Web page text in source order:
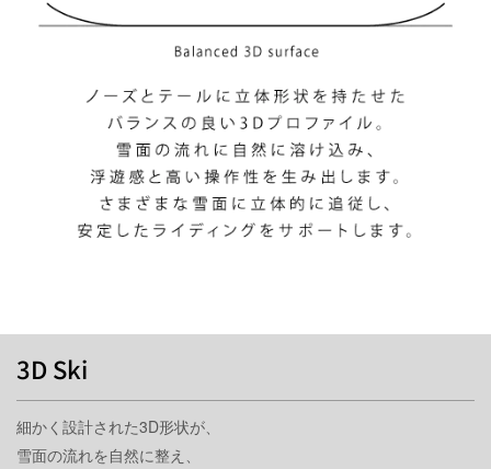
3D Ski
細かく設計された3D形状が、
雪面の流れを自然に整え、